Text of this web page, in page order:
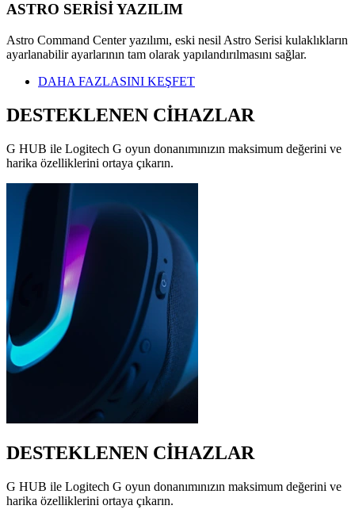
ASTRO SERİSİ YAZILIM
Astro Command Center yazılımı, eski nesil Astro Serisi kulaklıkların
ayarlanabilir ayarlarının tam olarak yapılandırılmasını sağlar.
DAHA FAZLASINI KEŞFET
DESTEKLENEN CİHAZLAR
G HUB ile Logitech G oyun donanımınızın maksimum değerini ve
harika özelliklerini ortaya çıkarın.
DESTEKLENEN CİHAZLAR
G HUB ile Logitech G oyun donanımınızın maksimum değerini ve
harika özelliklerini ortaya çıkarın.